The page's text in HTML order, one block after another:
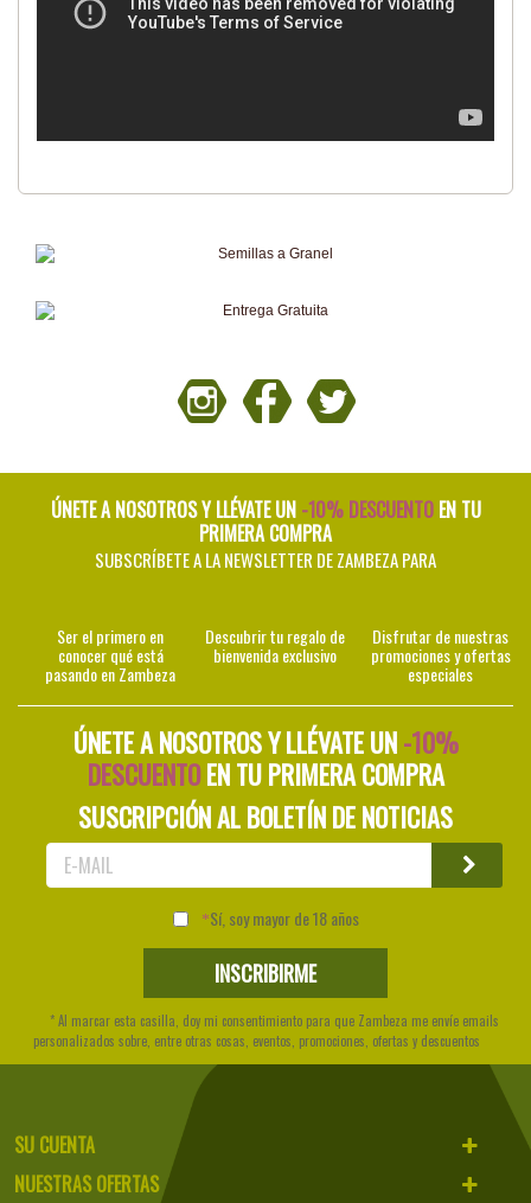
ÚNETE A NOSOTROS Y LLÉVATE UN -10% DESCUENTOEN TU
PRIMERA COMPRA
SUBSCRÍBETE A LA NEWSLETTER DE ZAMBEZA PARA
Ser el primero en
conocer qué está
pasando en Zambeza
Descubrir tu regalo de
bienvenida exclusivo
Disfrutar de nuestras
promociones y ofertas
especiales
ÚNETE A NOSOTROS Y LLÉVATE UN-10%
DESCUENTOEN TU PRIMERA COMPRA
SUSCRIPCIÓN AL BOLETÍN DE NOTICIAS
Sí, soy mayor de 18 años
* Al marcar esta casilla, doy mi consentimiento para que Zambeza me envíe emails
personalizados sobre, entre otras cosas, eventos, promociones, ofertas y descuentos
SU CUENTA
NUESTRAS OFERTAS